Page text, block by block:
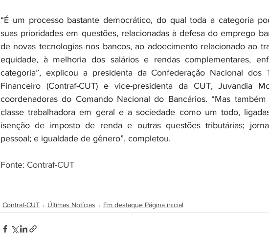
“É um processo bastante democrático, do qual toda a categoria
suas prioridades em questões, relacionadas à defesa do emprego
de novas tecnologias nos bancos, ao adoecimento relacionado ao
equidade, à melhoria dos salários e rendas complementares,
categoria”, explicou a presidenta da Confederação Nacional dos
Financeiro (Contraf-CUT) e vice-presidenta da CUT, Juvandia
coordenadoras do Comando Nacional do Bancários. “Mas
classe trabalhadora em geral e a sociedade como um todo,
isenção de imposto de renda e outras questões tributárias;
pessoal; e igualdade de gênero”, completou.
Fonte: Contraf-CUT
Contraf-CUT Últimas Notícias Em destaque Página inicial